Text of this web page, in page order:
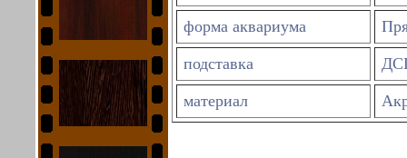
форма аквариума
подставка
материал